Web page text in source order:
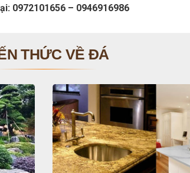
0972101656 – 0946916986
THỨC VỀ ĐÁ